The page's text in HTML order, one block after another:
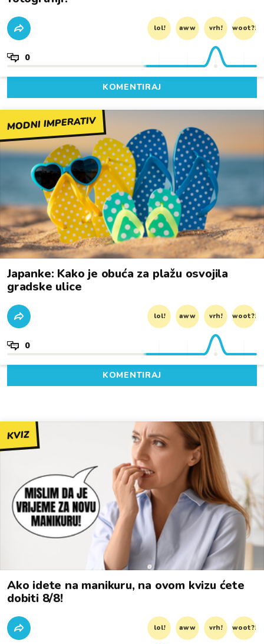
lol! aww vrh! woot?!
0
KOMENTIRAJ
MODNI IMPERATIV
Japanke: Kako je obuća za plažu osvojila
gradske ulice
lol! aww vrh! woot?!
0
KOMENTIRAJ
KVIZ
Ako idete na manikuru, na ovom kvizu ćete
dobiti 8/8!
lol! aww vrh! woot?!